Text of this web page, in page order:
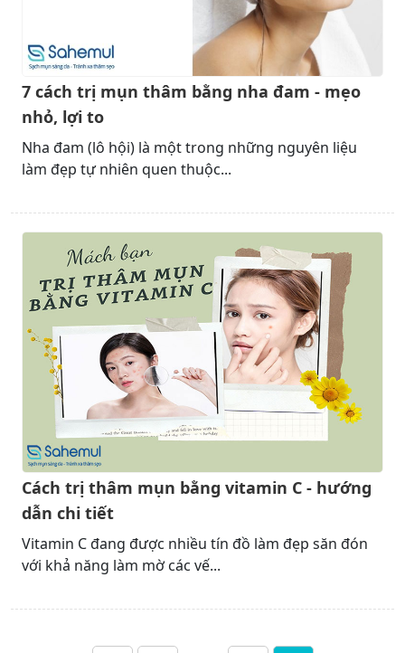
7 cách trị mụn thâm bằng nha đam - mẹo
nhỏ, lợi to
Nha đam (lô hội) là một trong những nguyên liệu
làm đẹp tự nhiên quen thuộc...
Cách trị thâm mụn bằng vitamin C - hướng
dẫn chi tiết
Vitamin C đang được nhiều tín đồ làm đẹp săn đón
với khả năng làm mờ các vế...